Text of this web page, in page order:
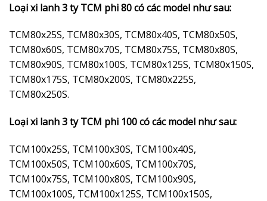
Loại xi lanh 3 ty TCM phi 80 có các model như sau:
TCM80x25S, TCM80x30S, TCM80x40S, TCM80x50S,
TCM80x60S, TCM80x70S, TCM80x75S, TCM80x80S,
TCM80x90S, TCM80x100S, TCM80x125S, TCM80x150S,
TCM80x175S, TCM80x200S, TCM80x225S,
TCM80x250S.
Loại xi lanh 3 ty TCM phi 100 có các model như sau:
TCM100x25S, TCM100x30S, TCM100x40S,
TCM100x50S, TCM100x60S, TCM100x70S,
TCM100x75S, TCM100x80S, TCM100x90S,
TCM100x100S, TCM100x125S, TCM100x150S,